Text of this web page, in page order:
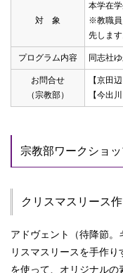
対 象
本学在
※教職員
先します
プログラム内容 同志社
お問合せ
（宗教部）
【京田
【今出
宗教部ワークショッ
クリスマスリース作
アドヴェント（待降節。
リスマスリースを手作
を使って、オリジナル